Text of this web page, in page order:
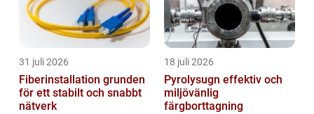
31 juli 2026
Fiberinstallation grunden
för ett stabilt och snabbt
nätverk
18 juli 2026
Pyrolysugn effektiv och
miljövänlig
färgborttagning